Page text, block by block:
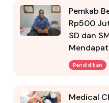
Pemkab
Rp500
SD dan
Pendidikan
Medical